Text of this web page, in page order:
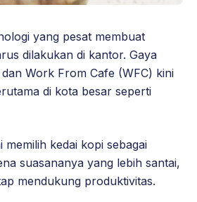
yang pesat membuat
dilakukan di kantor. Gaya
Work From Cafe (WFC) kini
di kota besar seperti
kedai kopi sebagai
suasananya yang lebih santai,
mendukung produktivitas.